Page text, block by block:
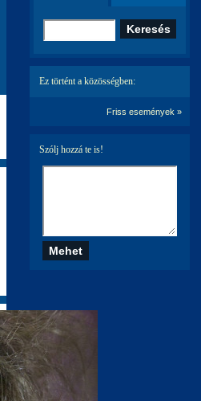
Ez történt a közösségben:
Friss események »
Szólj hozzá te is!